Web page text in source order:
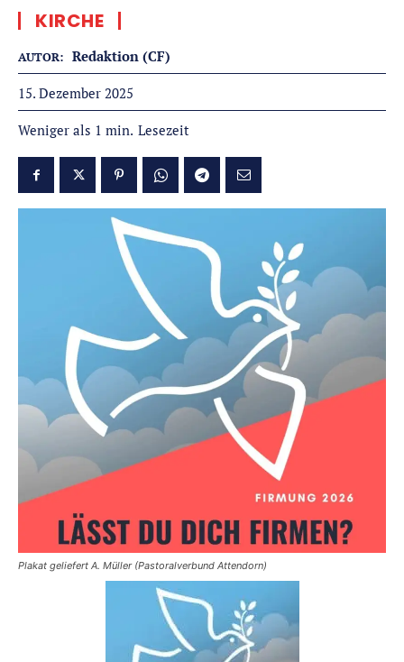
KIRCHE
AUTOR: Redaktion (CF)
15. Dezember 2025
Weniger als 1 min. Lesezeit
Plakat geliefert A. Müller (Pastoralverbund Attendorn)